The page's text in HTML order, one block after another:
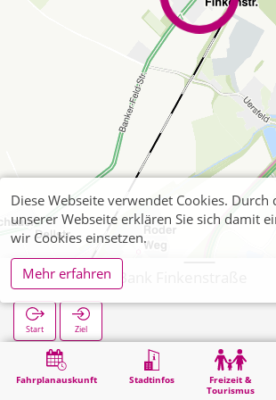
Fahrplanauskunft Stadtinfos
Freizeit &
Tourismus
Kohlscheid Bank Finkenstraße
Start Ziel
Suche Kohlscheid Bank Finkenstraße
Diese Webseite verwendet Cookies. Durch
unserer Webseite erklären Sie sich damit
wir Cookies einsetzen.
Mehr erfahren